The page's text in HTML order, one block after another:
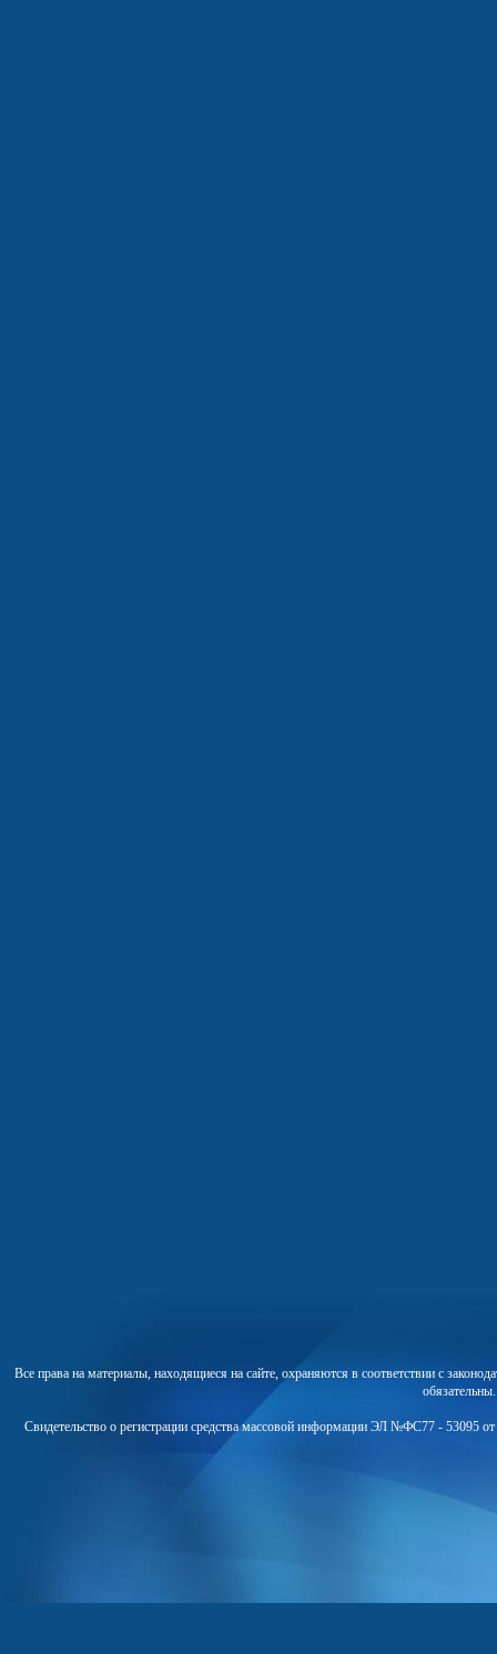
Все права на материалы, находящиеся на сайте, охраняются в соответствии с
Свидетельство о регистрации средства массовой информации ЭЛ №ФС77 - 53095